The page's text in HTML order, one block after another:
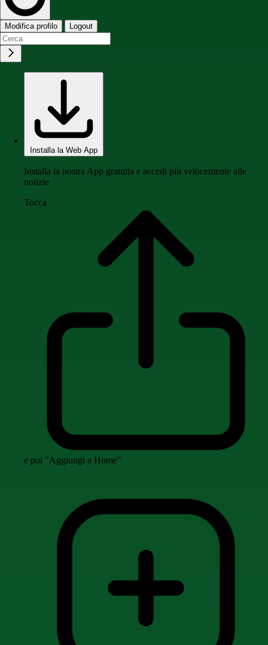
Modifica profilo Logout
Installa la Web App
Installa la nostra App gratuita e accedi più velocemente alle
notizie
Tocca
e poi "Aggiungi a Home"